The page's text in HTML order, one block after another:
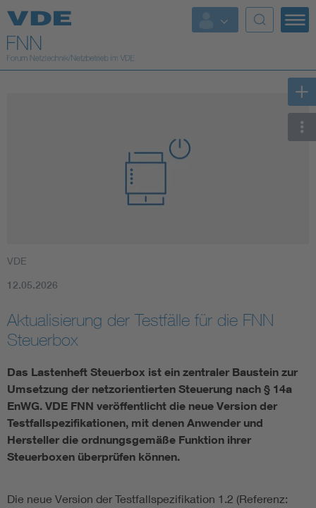
Top Themen
Fokusthemen
AI & Digital Trust
Vom Netz zum System
Digitalisierung und Metering
Versorgungsqualität Stromnetze
Innovative Netztechnologien
Umwelt- und Naturschutz
VDE
12.05.2026
Aktualisierung der Testfälle für die FNN
Steuerbox
Das Lastenheft Steuerbox ist ein zentraler Baustein zur
Umsetzung der netzorientierten Steuerung nach § 14a
EnWG. VDE FNN veröffentlicht die neue Version der
Testfallspezifikationen, mit denen Anwender und
Hersteller die ordnungsgemäße Funktion ihrer
Steuerboxen überprüfen können.
Die neue Version der Testfallspezifikation 1.2 (Referenz: